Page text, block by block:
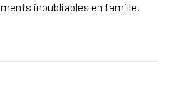
inoubliables en famille.